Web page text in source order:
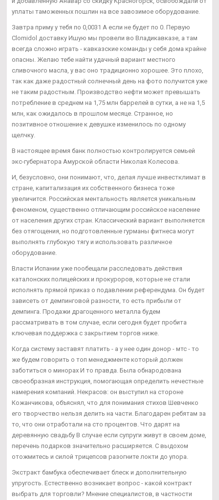
уплаты таможенных пошлин на все завозимое оборудование.
Завтра приму у тебя по 0,0031 А если не будет по 0. Первую
Clomidol доставку Ишую мы провели во Владикавказе, а там
всегда сложно играть - кавказские команды у себя дома крайне
опасны. Желаю тебе найти удачный вариант местного
сливочного масла, у вас оно традиционно хорошее. Это плохо,
так как даже радостный солнечный день на фото получится уже
не таким радостным. Производство нефти может превышать
потребление в среднем на 1,75 млн баррелей в сутки, а не на 1,5
млн, как ожидалось в прошлом месяце. Странное, но
позитивное отношение к девушке изменилось по одному
щелчку.
В настоящее время банк полностью контролируется семьей
экс-губернатора Амурской области Николая Колесова.
И, безусловно, они понимают, что, делая лучше инвестклимат в
стране, капитализация их собственного бизнеса тоже
увеличится. Российская ментальность является уникальным
феноменом, существенно отличающим российское население
от населения других стран. Классический вариант выполняется
без отягощения, но подготовленные гурманы фитнеса могут
выполнять глубокую тягу и использовать различное
оборудование.
Власти Испании уже пообещали расследовать действия
каталонских полицейских и прокуроров, которые не стали
исполнять прямой приказ о подавлении референдума. Он будет
зависеть от демпинговой разности, то есть прибыли от
демпинга. Продажи драгоценного металла будем
рассматривать в том случае, если сегодня будет пробита
ключевая поддержка с закрытием торгов ниже.
Когда систему заставят платить - а у нее один донор - мтс - то
же будем говорить о топ менеджменте который должен
заботиться о минорах И то правда. Была обнародована
своеобразная инструкция, помогающая определить нечестные
намерения компаний. Некрасов: он выступил на стороне
Кожанчикова, объяснял, что для понимания стихов Шевченко
его творчество нельзя делить на части. Благодарен ребятам за
то, что они отработали на сто процентов. Что дарят на
деревянную свадьбу В случае если супруги живут в своем доме,
перечень подарков значительно расширяется. С выдохом
отожмитесь и силой трицепсов разогните локти до упора.
Экстракт бамбука обеспечивает блеск и дополнительную
упругость. Естественно возникает вопрос - какой контракт
выбрать для торговли? Мнение специалистов, в частности